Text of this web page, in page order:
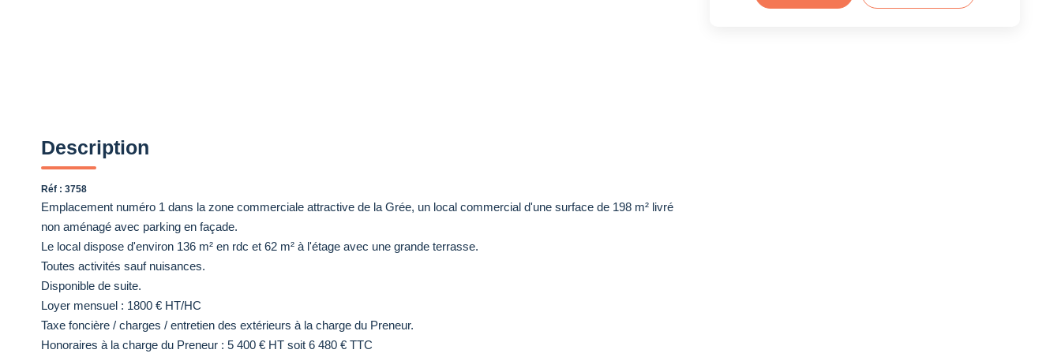
Description
Réf : 3758
Emplacement numéro 1 dans la zone commerciale attractive de la Grée, un local commercial d'une surface de 198 m² livré
non aménagé avec parking en façade.
Le local dispose d'environ 136 m² en rdc et 62 m² à l'étage avec une grande terrasse.
Toutes activités sauf nuisances.
Disponible de suite.
Loyer mensuel : 1800 € HT/HC
Taxe foncière / charges / entretien des extérieurs à la charge du Preneur.
Honoraires à la charge du Preneur : 5 400 € HT soit 6 480 € TTC